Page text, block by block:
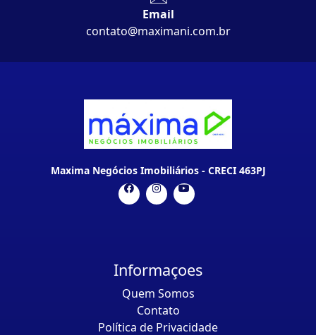
Email
contato@maximani.com.br
Maxima Negócios Imobiliários - CRECI 463PJ
Informaçoes
Quem Somos
Contato
Política de Privacidade